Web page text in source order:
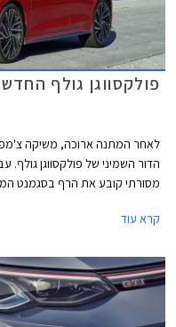
פולקסווגן גולף החדשה 2021 מושקת
לאחר המתנה ארוכה, משיקה
הדור השמיני של פולקסווגן
מסורתי קובע את הרף בסגמנט
פולקסווגן שומר על אותו מתכון
ומערכות בטיחות אקטיביות
קרא עוד